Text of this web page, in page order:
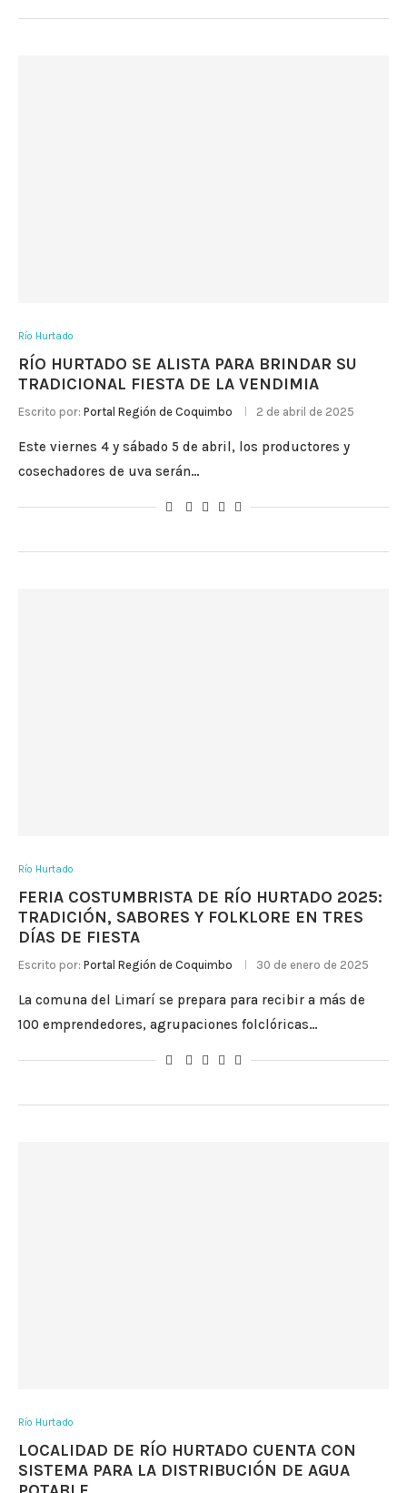
Río Hurtado
RÍO HURTADO SE ALISTA PARA BRINDAR SU
TRADICIONAL FIESTA DE LA VENDIMIA
Escrito por: Portal Región de Coquimbo 2 de abril de 2025
Este viernes 4 y sábado 5 de abril, los productores y
cosechadores de uva serán…
Río Hurtado
FERIA COSTUMBRISTA DE RÍO HURTADO 2025:
TRADICIÓN, SABORES Y FOLKLORE EN TRES
DÍAS DE FIESTA
Escrito por: Portal Región de Coquimbo 30 de enero de 2025
La comuna del Limarí se prepara para recibir a más de
100 emprendedores, agrupaciones folclóricas…
Río Hurtado
LOCALIDAD DE RÍO HURTADO CUENTA CON
SISTEMA PARA LA DISTRIBUCIÓN DE AGUA